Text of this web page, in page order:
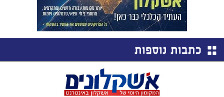
כתבות נוספות